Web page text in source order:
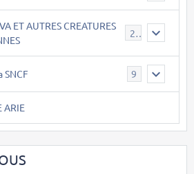
ET AUTRES CREATURES
26
9
ARIE